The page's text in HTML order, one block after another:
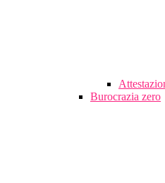
Burocrazia zero